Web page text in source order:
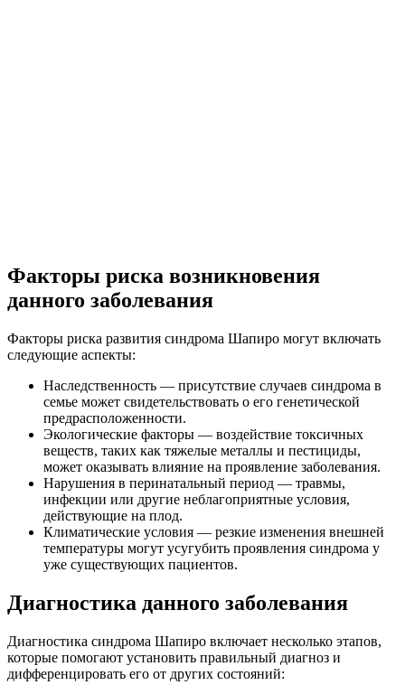
Факторы риска возникновения
данного заболевания
Факторы риска развития синдрома Шапиро могут включать
следующие аспекты:
Наследственность — присутствие случаев синдрома в
семье может свидетельствовать о его генетической
предрасположенности.
Экологические факторы — воздействие токсичных
веществ, таких как тяжелые металлы и пестициды,
может оказывать влияние на проявление заболевания.
Нарушения в перинатальный период — травмы,
инфекции или другие неблагоприятные условия,
действующие на плод.
Климатические условия — резкие изменения внешней
температуры могут усугубить проявления синдрома у
уже существующих пациентов.
Диагностика данного заболевания
Диагностика синдрома Шапиро включает несколько этапов,
которые помогают установить правильный диагноз и
дифференцировать его от других состояний: